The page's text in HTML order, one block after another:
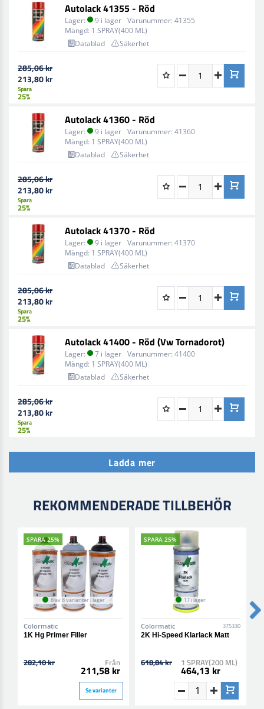
Autolack 41355 - Röd
Lager: 9 i lager Varunummer: 41355
Mängd: 1 SPRAY(400 ML)
Datablad
Säkerhet
285,06 kr
213,80 kr
Spara
25%
Autolack 41360 - Röd
Lager: 9 i lager Varunummer: 41360
Mängd: 1 SPRAY(400 ML)
Datablad
Säkerhet
285,06 kr
213,80 kr
Spara
25%
Autolack 41370 - Röd
Lager: 9 i lager Varunummer: 41370
Mängd: 1 SPRAY(400 ML)
Datablad
Säkerhet
285,06 kr
213,80 kr
Spara
25%
Autolack 41400 - Röd (Vw Tornadorot)
Lager: 7 i lager Varunummer: 41400
Mängd: 1 SPRAY(400 ML)
Datablad
Säkerhet
285,06 kr
213,80 kr
Spara
25%
Ladda mer
REKOMMENDERADE TILLBEHÖR
SPARA 25%
8 av 8 varianter i lager
Colormatic
1K Hg Primer Filler
282,10 kr Från
211,58 kr
Se varianter
SPARA 25%
17 i lager
Colormatic 375330
2K Hi-Speed Klarlack Matt
618,84 kr 1 SPRAY(200 ML)
464,13 kr